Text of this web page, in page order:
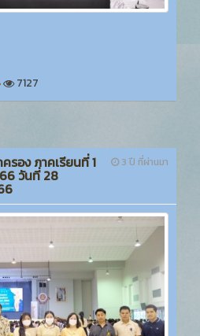
7127
3 ปี ที่ผ่านมา
รอง ภาคเรียนที่ 1
วันที่ 28